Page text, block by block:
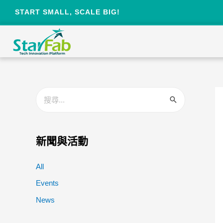
START SMALL, SCALE BIG!
新聞與活動
All
Events
News